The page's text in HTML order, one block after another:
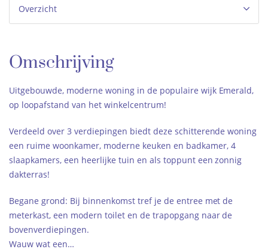
Overzicht
Omschrijving
Uitgebouwde, moderne woning in de populaire wijk Emerald,
op loopafstand van het winkelcentrum!
Verdeeld over 3 verdiepingen biedt deze schitterende woning
een ruime woonkamer, moderne keuken en badkamer, 4
slaapkamers, een heerlijke tuin en als toppunt een zonnig
dakterras!
Begane grond: Bij binnenkomst tref je de entree met de
meterkast, een modern toilet en de trapopgang naar de
bovenverdiepingen.
Wauw wat een…